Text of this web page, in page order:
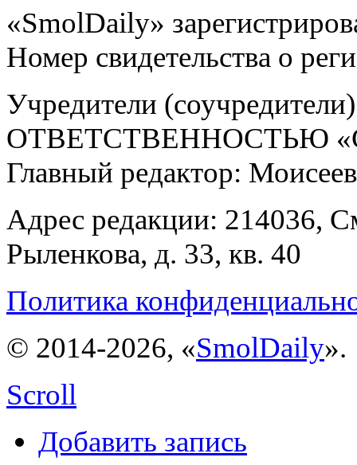
«SmolDaily»
Номер свидетельства о
Учредители
ОТВЕТСТВЕННОСТЬЮ
Главный редактор:
Адрес редакции: 214036,
Рыленкова, д. 33, кв. 40
Политика
© 2014-2026, «SmolDaily».
Scroll
Добавить запись